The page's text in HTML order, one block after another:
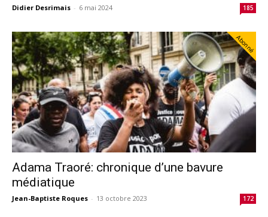
Didier Desrimais - 6 mai 2024 185
Abonné
Adama Traoré: chronique d’une bavure
médiatique
Jean-Baptiste Roques - 13 octobre 2023 172